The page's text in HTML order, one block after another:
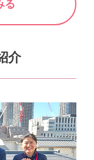
る
介